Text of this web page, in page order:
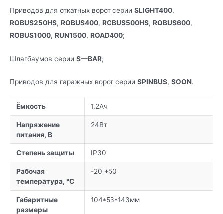
Приводов для откатных ворот серии SLIGHT400,
ROBUS250HS, ROBUS400, ROBUS500HS, ROBUS600,
ROBUS1000, RUN1500, ROAD400;
Шлагбаумов серии S—BAR;
Приводов для гаражных ворот серии SPINBUS, SOON.
Ёмкость 1.2Ач
Напряжение
питания, В
24Вт
Степень защиты IP30
Рабочая
температура, °C
-20 +50
Габаритные
размеры
104*53*143мм